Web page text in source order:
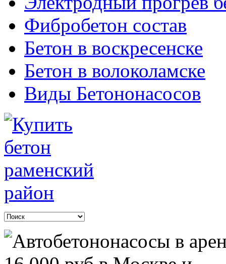
Фибробетон состав
Бетон в воскресенске
Бетон в волоколамске
Виды Бетононасосов